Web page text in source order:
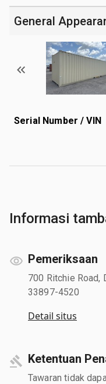
General
Serial Number / VIN
Informasi
Pemeriksaan
700 Ritchie Road,
33897-4520
Detail situs
Ketentuan
Tawaran tidak